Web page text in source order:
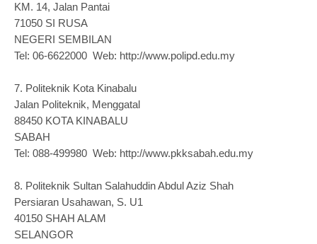
KM. 14, Jalan Pantai
71050 SI RUSA
NEGERI SEMBILAN
Tel: 06-6622000 Web: http://www.polipd.edu.my
7. Politeknik Kota Kinabalu
Jalan Politeknik, Menggatal
88450 KOTA KINABALU
SABAH
Tel: 088-499980 Web: http://www.pkksabah.edu.my
8. Politeknik Sultan Salahuddin Abdul Aziz Shah
Persiaran Usahawan, S. U1
40150 SHAH ALAM
SELANGOR